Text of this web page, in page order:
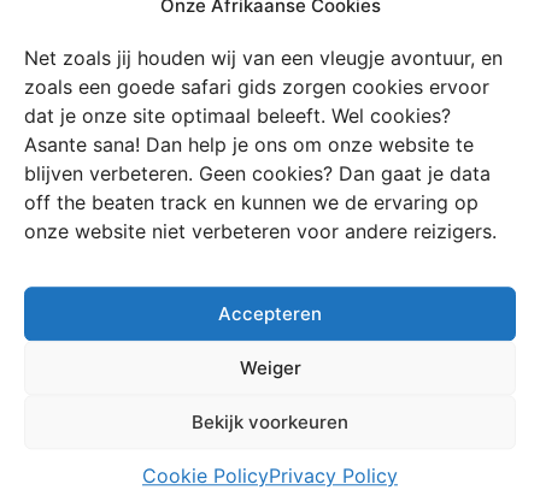
Onze Afrikaanse Cookies
Net zoals jij houden wij van een vleugje avontuur, en
zoals een goede safari gids zorgen cookies ervoor
dat je onze site optimaal beleeft. Wel cookies?
Asante sana! Dan help je ons om onze website te
blijven verbeteren. Geen cookies? Dan gaat je data
off the beaten track en kunnen we de ervaring op
onze website niet verbeteren voor andere reizigers.
Accepteren
Weiger
Bekijk voorkeuren
Cookie PolicyPrivacy Policy
spotten, spectaculaire landschappen te
ontdekken, te genieten van prachtige
zonsondergangen
Ontdek deze ervaring
Leven in de Namib Desert
Ontdek de bijzondere levenstijl in de